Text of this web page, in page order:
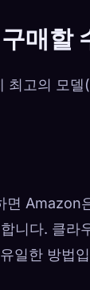
매할
최고의 모
Amazon
니다. 클라
일한 방법